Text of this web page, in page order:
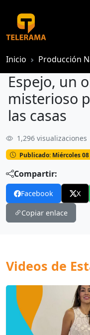
Inicio Producción
Espejo, un
misterioso
las casas
1,296 visualizaciones
Publicado: Miércoles
Compartir:
Facebook X
Copiar enlace
Videos de